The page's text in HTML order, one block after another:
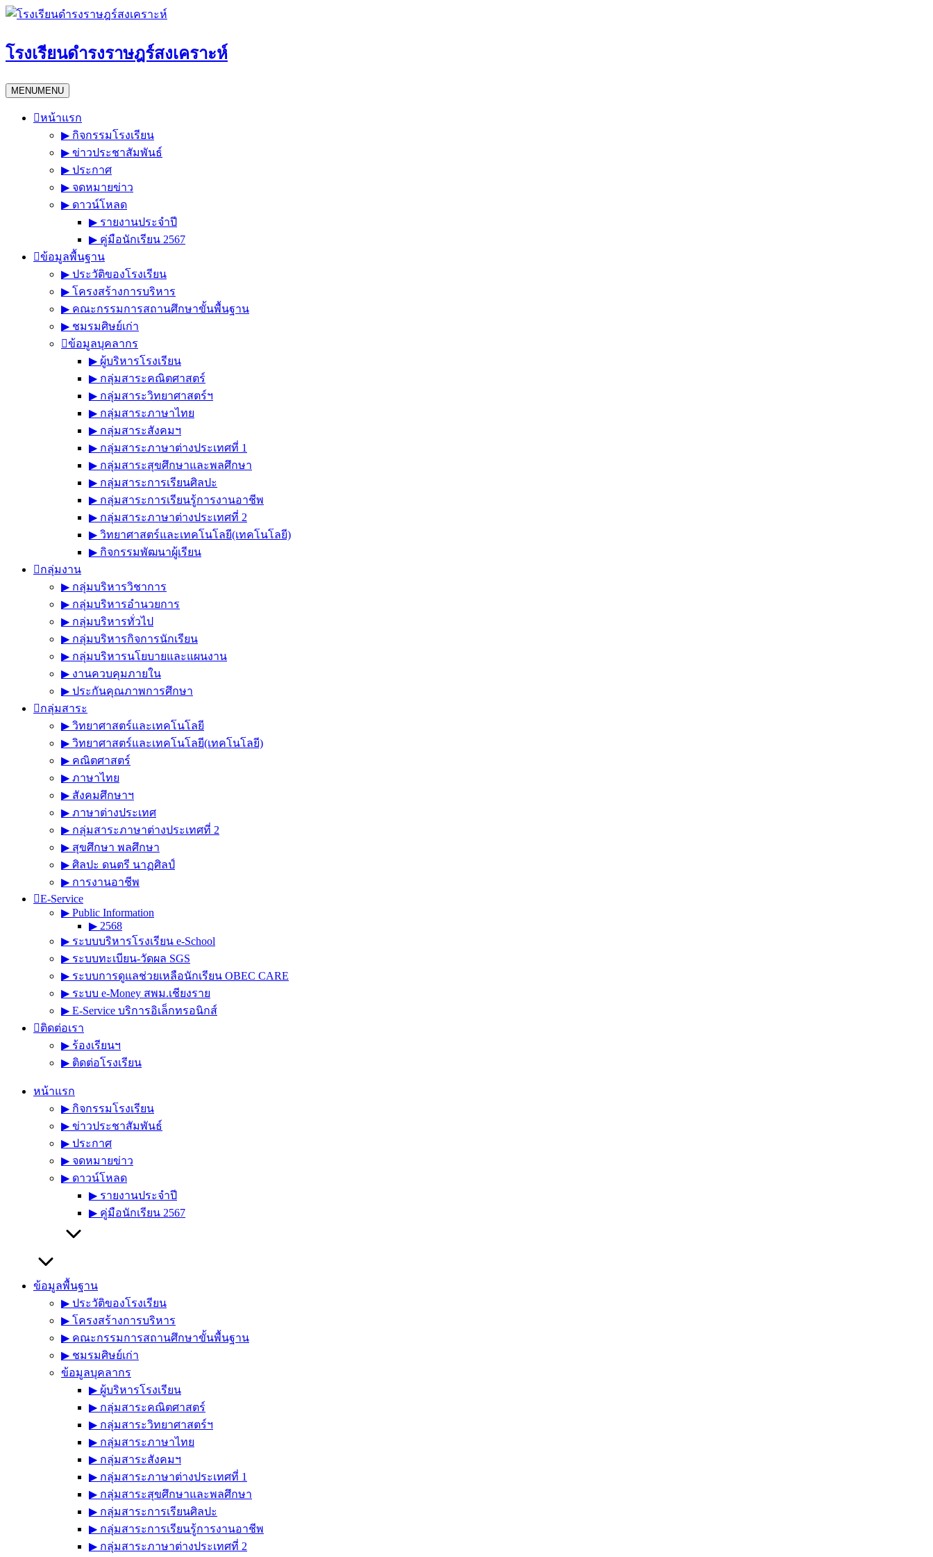
Skip
โรงเรียนดำรงราษฎร์สงเคราะห์
MENUMENU
หน้าแรก
▶︎ กิจกรรมโรงเรียน
▶︎ ข่าวประชาสัมพันธ์
▶︎ ประกาศ
▶︎ จดหมายข่าว
▶︎ ดาวน์โหลด
▶︎ รายงานประจำปี
▶︎ คู่มือนักเรียน 2567
ข้อมูลพื้นฐาน
▶︎ ประวัติของโรงเรียน
▶︎ โครงสร้างการบริหาร
▶︎ คณะกรรมการสถานศึกษาขั้นพื้นฐาน
▶︎ ชมรมศิษย์เก่า
ข้อมูลบุคลากร
▶︎ ผู้บริหารโรงเรียน
▶︎ กลุ่มสาระคณิตศาสตร์
▶︎ กลุ่มสาระวิทยาศาสตร์ฯ
▶︎ กลุ่มสาระภาษาไทย
▶︎ กลุ่มสาระสังคมฯ
▶︎ กลุ่มสาระภาษาต่างประเทศที่ 1
▶︎ กลุ่มสาระสุขศึกษาและพลศึกษา
▶︎ กลุ่มสาระการเรียนศิลปะ
▶︎ กลุ่มสาระการเรียนรู้การงานอาชีพ
▶︎ กลุ่มสาระภาษาต่างประเทศที่ 2
▶︎ วิทยาศาสตร์และเทคโนโลยี(เทคโนโลยี)
▶︎ กิจกรรมพัฒนาผู้เรียน
กลุ่มงาน
▶︎ กลุ่มบริหารวิชาการ
▶︎ กลุ่มบริหารอำนวยการ
▶︎ กลุ่มบริหารทั่วไป
▶︎ กลุ่มบริหารกิจการนักเรียน
▶︎ กลุ่มบริหารนโยบายและแผนงาน
▶︎ งานควบคุมภายใน
▶︎ ประกันคุณภาพการศึกษา
กลุ่มสาระ
▶︎ วิทยาศาสตร์และเทคโนโลยี
▶︎ วิทยาศาสตร์และเทคโนโลยี(เทคโนโลยี)
▶︎ คณิตศาสตร์
▶︎ ภาษาไทย
▶︎ สังคมศึกษาฯ
▶︎ ภาษาต่างประเทศ
▶︎ กลุ่มสาระภาษาต่างประเทศที่ 2
▶︎ สุขศึกษา พลศึกษา
▶︎ ศิลปะ ดนตรี นาฏศิลป์
▶︎ การงานอาชีพ
E-Service
▶︎ Public Information
▶︎ 2568
▶︎ ระบบบริหารโรงเรียน e-School
▶︎ ระบบทะเบียน-วัดผล SGS
▶︎ ระบบการดูแลช่วยเหลือนักเรียน OBEC CARE
▶︎ ระบบ e-Money สพม.เชียงราย
▶︎ E-Service บริการอิเล็กทรอนิกส์
ติดต่อเรา
▶︎ ร้องเรียนฯ
▶︎ ติดต่อโรงเรียน
หน้าแรก
▶︎ กิจกรรมโรงเรียน
▶︎ ข่าวประชาสัมพันธ์
▶︎ ประกาศ
▶︎ จดหมายข่าว
▶︎ ดาวน์โหลด
▶︎ รายงานประจำปี
▶︎ คู่มือนักเรียน 2567
ข้อมูลพื้นฐาน
▶︎ ประวัติของโรงเรียน
▶︎ โครงสร้างการบริหาร
▶︎ คณะกรรมการสถานศึกษาขั้นพื้นฐาน
▶︎ ชมรมศิษย์เก่า
ข้อมูลบุคลากร
▶︎ ผู้บริหารโรงเรียน
▶︎ กลุ่มสาระคณิตศาสตร์
▶︎ กลุ่มสาระวิทยาศาสตร์ฯ
▶︎ กลุ่มสาระภาษาไทย
▶︎ กลุ่มสาระสังคมฯ
▶︎ กลุ่มสาระภาษาต่างประเทศที่ 1
▶︎ กลุ่มสาระสุขศึกษาและพลศึกษา
▶︎ กลุ่มสาระการเรียนศิลปะ
▶︎ กลุ่มสาระการเรียนรู้การงานอาชีพ
▶︎ กลุ่มสาระภาษาต่างประเทศที่ 2